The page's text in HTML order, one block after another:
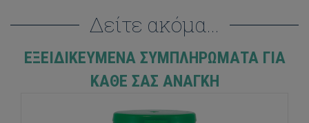
Δείτε ακόμα...
ΕΞΕΙΔΙΚΕΥΜΈΝΑ ΣΥΜΠΛΗΡΏΜΑΤΑ ΓΙΑ
ΚΆΘΕ ΣΑΣ ΑΝΆΓΚΗ